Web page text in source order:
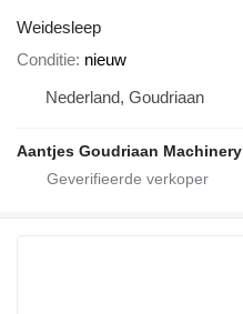
Weidesleep
Conditie nieuw
Nederland, Goudriaan
Aantjes Goudriaan Machinery